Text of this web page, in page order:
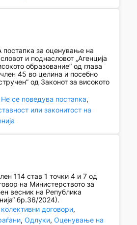
за оценување на
и поднасловот „Агенција
образование” од глава
45 во целина и посебно
од Законот за високото
Не се поведува постапка
или законитост на
114 став 1 точки 4 и 7 од
на Министерството за
весник на Република
бр.36/2024).
договори
, Одлуки, Оценување на